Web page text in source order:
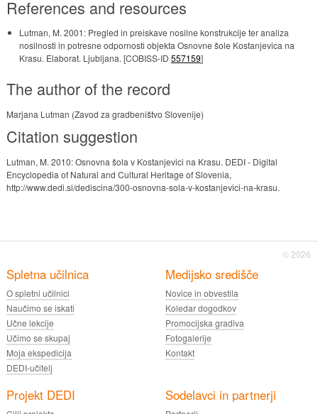
References and resources
Lutman, M. 2001: Pregled in preiskave nosilne konstrukcije ter analiza
nosilnosti in potresne odpornosti objekta Osnovne šole Kostanjevica na
Krasu. Elaborat. Ljubljana. [COBISS-ID 557159]
The author of the record
Marjana Lutman (Zavod za gradbeništvo Slovenije)
Citation suggestion
Lutman, M. 2010: Osnovna šola v Kostanjevici na Krasu. DEDI - Digital
Encyclopedia of Natural and Cultural Heritage of Slovenia,
http://www.dedi.si/dediscina/300-osnovna-sola-v-kostanjevici-na-krasu.
© 2026
Spletna učilnica
O spletni učilnici
Naučimo se iskati
Učne lekcije
Učimo se skupaj
Moja ekspedicija
DEDI-učitelj
Medijsko središče
Novice in obvestila
Koledar dogodkov
Promocijska gradiva
Fotogalerije
Kontakt
Projekt DEDI Sodelavci in partnerji